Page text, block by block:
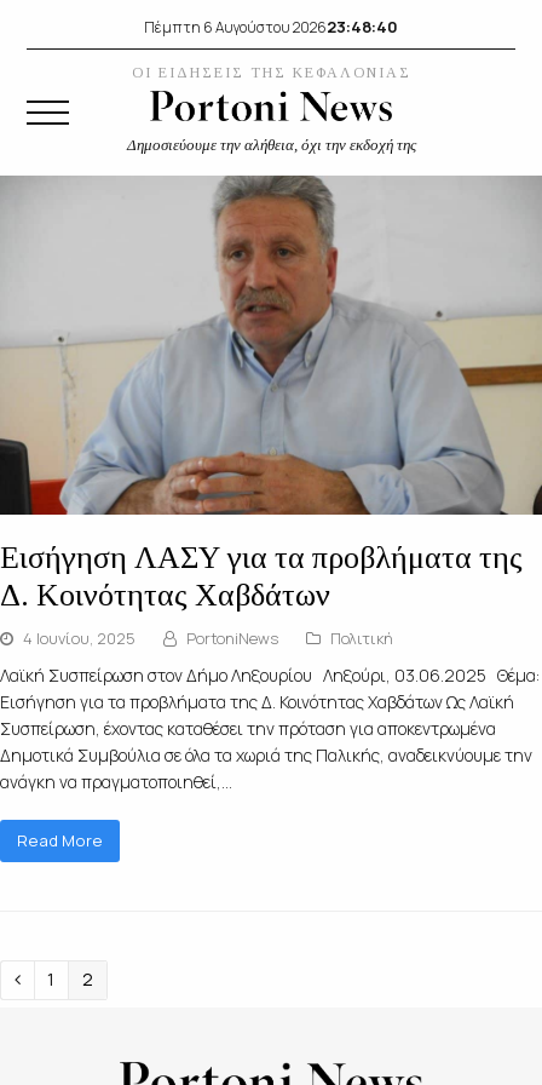
Πέμπτη 6 Αυγούστου 202623:48:40
ΟΙ ΕΙΔΗΣΕΙΣ ΤΗΣ ΚΕΦΑΛΟΝΙΑΣ
Δημοσιεύουμε την αλήθεια, όχι την εκδοχή της
Εισήγηση ΛΑΣΥ για τα προβλήματα της
Δ. Κοινότητας Χαβδάτων
4 Ιουνίου, 2025 PortoniNews Πολιτική
Λαϊκή Συσπείρωση στον Δήμο Ληξουρίου Ληξούρι, 03.06.2025 Θέμα:
Εισήγηση για τα προβλήματα της Δ. Κοινότητας Χαβδάτων Ως Λαϊκή
Συσπείρωση, έχοντας καταθέσει την πρόταση για αποκεντρωμένα
Δημοτικά Συμβούλια σε όλα τα χωριά της Παλικής, αναδεικνύουμε την
ανάγκη να πραγματοποιηθεί,…
Read More
1 2